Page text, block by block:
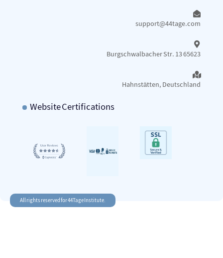
support@44tage.com​
Burgschwalbacher Str. 13 65623
Hahnstätten, Deutschland
Website Certifications
All rights reserved for 44Tage Institute.